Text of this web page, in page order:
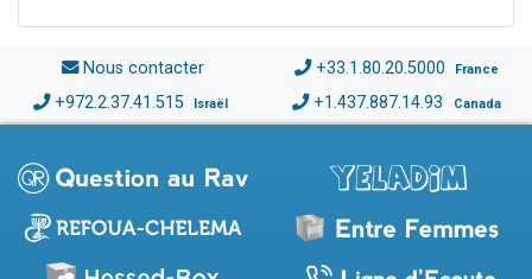
Nous contacter +33.1.80.20.5000 France
+972.2.37.41.515 Israël +1.437.887.14.93 Canada